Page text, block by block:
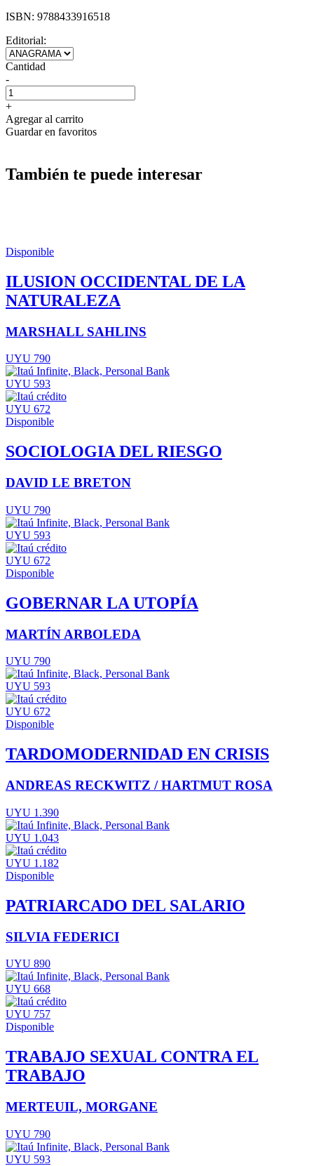
ISBN: 9788433916518
Editorial:
Cantidad
-
+
Agregar al carrito
Guardar en favoritos
También te puede interesar
Disponible
ILUSION OCCIDENTAL DE LA
NATURALEZA
MARSHALL SAHLINS
UYU 790
UYU 593
UYU 672
Disponible
SOCIOLOGIA DEL RIESGO
DAVID LE BRETON
UYU 790
UYU 593
UYU 672
Disponible
GOBERNAR LA UTOPÍA
MARTÍN ARBOLEDA
UYU 790
UYU 593
UYU 672
Disponible
TARDOMODERNIDAD EN CRISIS
ANDREAS RECKWITZ / HARTMUT ROSA
UYU 1.390
UYU 1.043
UYU 1.182
Disponible
PATRIARCADO DEL SALARIO
SILVIA FEDERICI
UYU 890
UYU 668
UYU 757
Disponible
TRABAJO SEXUAL CONTRA EL
TRABAJO
MERTEUIL, MORGANE
UYU 790
UYU 593